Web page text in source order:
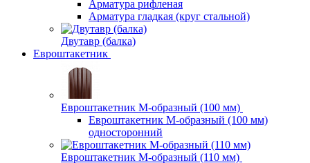
Арматура рифленая
Арматура гладкая (круг стальной)
Двутавр (балка)
Евроштакетник
Евроштакетник М-образный (100 мм)
Евроштакетник М-образный (100 мм)
односторонний
Евроштакетник М-образный (110 мм)